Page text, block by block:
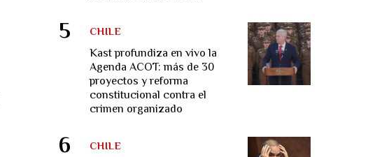
Kast profundiza en vivo la
Agenda ACOT: más de 30
proyectos y reforma
constitucional contra el
crimen organizado
CHILE
CHILE